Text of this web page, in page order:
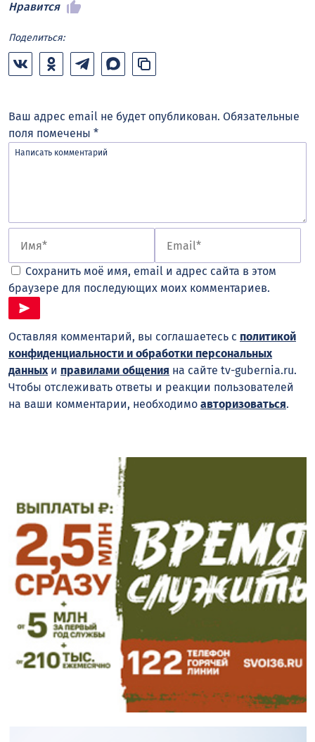
Нравится
Поделиться:
Ваш адрес email не будет опубликован. Обязательные
поля помечены *
Сохранить моё имя, email и адрес сайта в этом
браузере для последующих моих комментариев.
Оставляя комментарий, вы соглашаетесь с политикой
конфиденциальности и обработки персональных
данныхи правилами общения на сайте tv-gubernia.ru.
Чтобы отслеживать ответы и реакции пользователей
на ваши комментарии, необходимо авторизоваться.